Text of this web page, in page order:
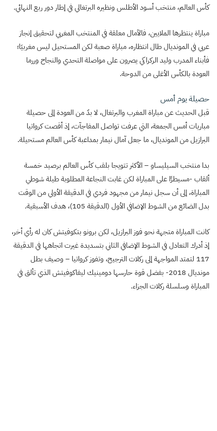
كأس العالم، منتخب أسود الأطلس ونظيره البرتغالي في إطار دور ربع النهائي.
مباراة ينتظرها الملايين، فالآمال معلقة في المنتخب المغربي لتحقيق إنجاز
عربي في المونديال طال انتظاره، مباراة صعبة لكن المستحيل ليس مغربيَا؛
فأبناء المدرب وليد الركراكي يصرون على مواصلة التحدي والنجاح وررما
العودة بالكأس الأغلى من الدوحة.
حصيلة يوم أمس
قبل الحديث عن مباراة المغرب والبرتغال، لا بدّ من العودة إلى حصيلة
مباريات أمس الجمعة، التي عرفت تواصل المفاجآت، إذ أقصت كرواتيا
البرازيل من المونديال، ما جعل آمال نيمار بمداعبة كأس العالم مستحيلة.
بدا منتخب السيليساو – الأكثر تتويجا بلقب كأس العالم برصيد خمسة
ألقاب -مسيطرًا على المباراة لكن غابت النجاعة المطلوبة طيلة شوطي
المباراة، إلى أن سجل نيمار من مجهود فردي في الدقيقة الأولي من الوقت
بدل الضائع من الشوط الإضافي الأول (الدقيقة 105)، هدف الأسبقية.
كانت المباراة متجهة نحو فوز البرازيل، لكن برونو بتكوفيتش كان له رأي أخر،
إذ أدرك التعادل في الشوط الإضافي الثاني بتسديدة غيرت اتجاهها في الدقيقة
117 لتمتد المواجهة إلى ركلات الترجيح، وتفوز كرواتيا – وصيف بطل
مونديال 2018- بفضل قوة حارسها دومينيك ليفاكوفيتش الذي تألق في
المباراة وسلسلة ركلات الجزاء.